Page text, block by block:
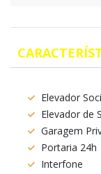
Elevador
Elevador de
Garagem
Portaria 24h
Interfone